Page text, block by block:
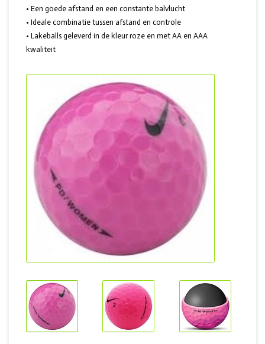
• Een goede afstand en een constante balvlucht
• Ideale combinatie tussen afstand en controle
• Lakeballs geleverd in de kleur roze en met AA en AAA
kwaliteit